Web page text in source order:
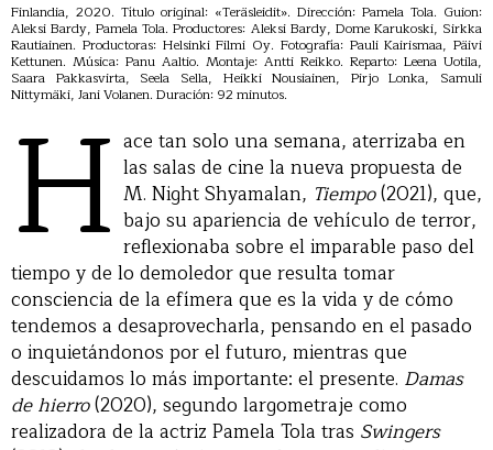
Finlandia, 2020. Título original: «Teräsleidit». Dirección: Pamela Tola. Guion:
Aleksi Bardy, Pamela Tola. Productores: Aleksi Bardy, Dome Karukoski, Sirkka
Rautiainen. Productoras: Helsinki Filmi Oy. Fotografía: Pauli Kairismaa, Päivi
Kettunen. Música: Panu Aaltio. Montaje: Antti Reikko. Reparto: Leena Uotila,
Saara Pakkasvirta, Seela Sella, Heikki Nousiainen, Pirjo Lonka, Samuli
Nittymäki, Jani Volanen. Duración: 92 minutos.
H ace tan solo una semana, aterrizaba en
las salas de cine la nueva propuesta de
M. Night Shyamalan, Tiempo(2021), que,
bajo su apariencia de vehículo de terror,
reflexionaba sobre el imparable paso del
tiempo y de lo demoledor que resulta tomar
consciencia de la efímera que es la vida y de cómo
tendemos a desaprovecharla, pensando en el pasado
o inquietándonos por el futuro, mientras que
descuidamos lo más importante: el presente. Damas
de hierro(2020), segundo largometraje como
realizadora de la actriz Pamela Tola tras Swingers